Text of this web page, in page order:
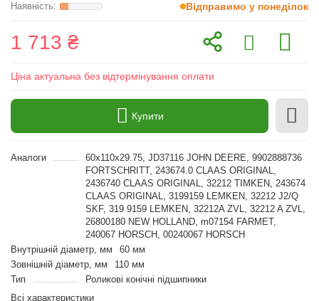
Відправимо у понеділок
1 713 ₴
Ціна актуальна без відтермінування оплати
Купити
Аналоги
60x110x29.75, JD37116 JOHN DEERE, 9902888736
FORTSCHRITT, 243674.0 CLAAS ORIGINAL,
2436740 CLAAS ORIGINAL, 32212 TIMKEN, 243674
CLAAS ORIGINAL, 3199159 LEMKEN, 32212 J2/Q
SKF, 319 9159 LEMKEN, 32212A ZVL, 32212 A ZVL,
26800180 NEW HOLLAND, m07154 FARMET,
240067 HORSCH, 00240067 HORSCH
Внутрішній діаметр, мм
60 мм
Зовнішній діаметр, мм
110 мм
Тип
Роликові конічні підшипники
Всі характеристики